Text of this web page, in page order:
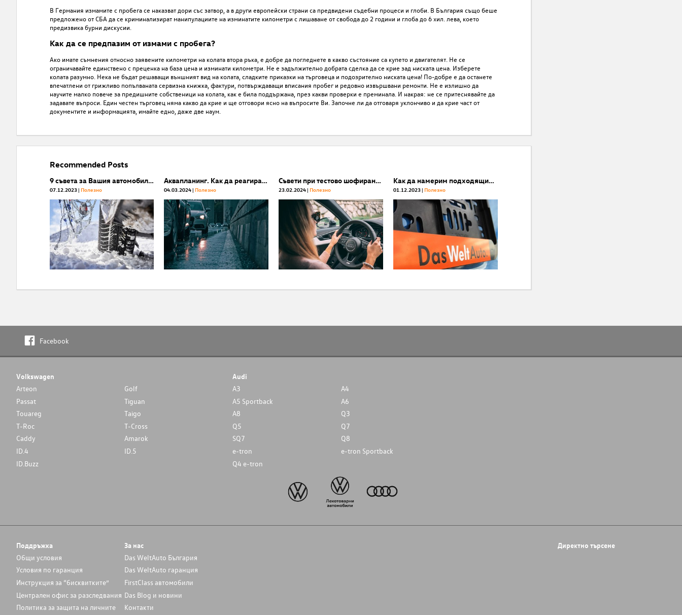
В Германия измамите с пробега се наказват дори със затвор, а в други европейски страни са предвидени съдебни процеси и глоби. В България също беше
предложено от СБА да се криминализират манипулациите на изминатите километри с лишаване от свобода до 2 години и глоба до 6 хил. лева, което
предизвика бурни дискусии.
Как да се предпазим от измами с пробега?
Ако имате съмнения относно заявените километри на колата втора ръка, е добре да погледнете в какво състояние са купето и двигателят. Не се
ограничавайте единствено с преценка на база цена и изминати километри. Не е задължително добрата сделка да се крие зад ниската цена. Изберете
колата разумно. Нека не бъдат решаващи външният вид на колата, сладките приказки на търговеца и подозрително ниската цена! По-добре е да останете
впечатлени от грижливо попълваната сервизна книжка, фактури, потвърждаващи вписания пробег и редовно извършвани ремонти. Не е излишно да
научите малко повече за предишните собственици на колата, как е била поддържана, през какви проверки е преминала. И накрая: не се притеснявайте да
задавате въпроси. Един честен търговец няма какво да крие и ще отговори ясно на въпросите Ви. Започне ли да отговаря уклончиво и да крие част от
документите и информацията, имайте едно, даже две наум.
Recommended Posts
9 съвета за Вашия автомобил за зимния сезон
07.12.2023 Полезнo
Аквапланинг. Как да реагираме, когато попаднем в такава ситуация?
04.03.2024 Полезнo
Съвети при тестово шофиране на кола втора ръка
23.02.2024 Полезнo
Как да намерим подходящия за нас автомобил на Das Weltauto?
01.12.2023 Полезнo
Facebook
Volkswagen
Arteon
Golf
Passat
Tiguan
Touareg
Taigo
T-Roc
T-Cross
Caddy
Amarok
ID.4
ID.5
ID.Buzz
Audi
A3
A4
A5 Sportback
A6
A8
Q3
Q5
Q7
SQ7
Q8
e-tron
e-tron Sportback
Q4 e-tron
Поддръжка
Общи условия
Условия по гаранция
Инструкция за “бисквитките”
Централен офис за разследвания
Политика за защита на личните
За нас
Das WeltAuto България
Das WeltAuto гаранция
FirstClass автомобили
Das Blog и новини
Контакти
Директно търсене